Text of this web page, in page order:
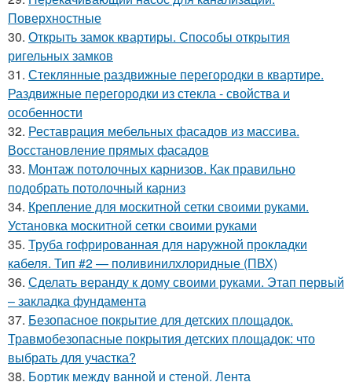
Поверхностные
30. Открыть замок квартиры. Способы открытия
ригельных замков
31. Стеклянные раздвижные перегородки в квартире.
Раздвижные перегородки из стекла - свойства и
особенности
32. Реставрация мебельных фасадов из массива.
Восстановление прямых фасадов
33. Монтаж потолочных карнизов. Как правильно
подобрать потолочный карниз
34. Крепление для москитной сетки своими руками.
Установка москитной сетки своими руками
35. Труба гофрированная для наружной прокладки
кабеля. Тип #2 — поливинилхлоридные (ПВХ)
36. Сделать веранду к дому своими руками. Этап первый
– закладка фундамента
37. Безопасное покрытие для детских площадок.
Травмобезопасные покрытия детских площадок: что
выбрать для участка?
38. Бортик между ванной и стеной. Лента